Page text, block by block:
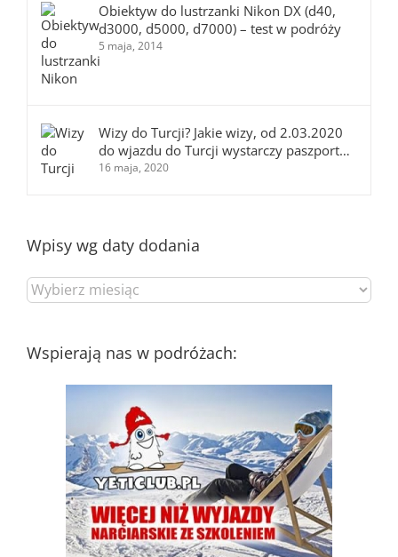
Obiektyw do lustrzanki Nikon DX (d40,
d3000, d5000, d7000) – test w podróży
5 maja, 2014
Wizy do Turcji? Jakie wizy, od 2.03.2020
do wjazdu do Turcji wystarczy paszport…
16 maja, 2020
Wpisy wg daty dodania
Wpisy
wg
Wspierają nas w podróżach: